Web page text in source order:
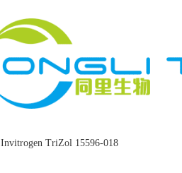
Invitrogen TriZol 15596-018